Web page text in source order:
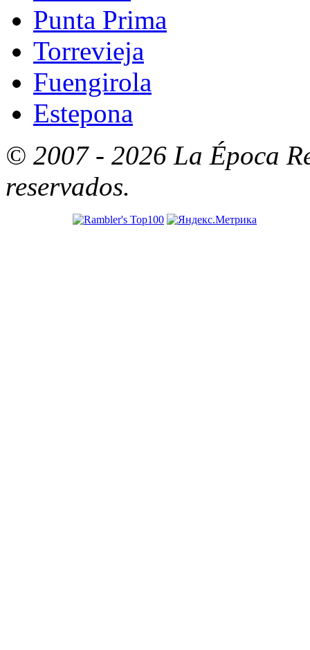
Punta Prima
Torrevieja
Fuengirola
Estepona
© 2007 - 2026 La Época
reservados.